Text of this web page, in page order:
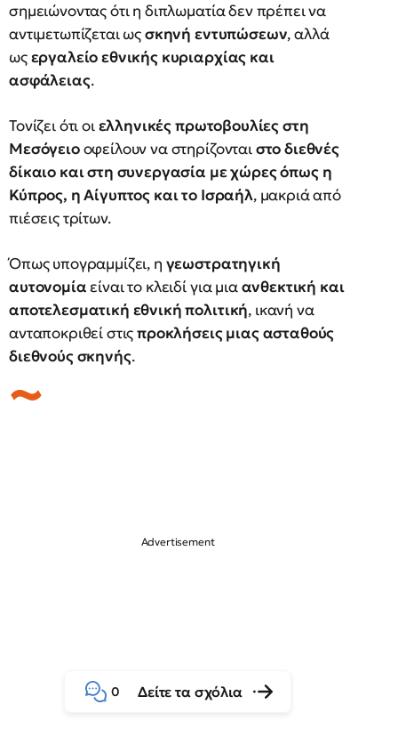
σημειώνοντας ότι η διπλωματία δεν πρέπει να
αντιμετωπίζεται ωςσκηνή εντυπώσεων, αλλά
ωςεργαλείο εθνικής κυριαρχίας και
ασφάλειας.
Τονίζει ότι οιελληνικές πρωτοβουλίες στη
Μεσόγειοοφείλουν να στηρίζονταιστο διεθνές
δίκαιο και στη συνεργασία με χώρες όπως η
Κύπρος, η Αίγυπτος και το Ισραήλ, μακριά από
πιέσεις τρίτων.
Όπως υπογραμμίζει, η γεωστρατηγική
αυτονομίαείναι το κλειδί για μιαανθεκτική και
αποτελεσματική εθνική πολιτική, ικανή να
ανταποκριθεί στιςπροκλήσεις μιας ασταθούς
διεθνούς σκηνής.
0 Δείτε τα σχόλια